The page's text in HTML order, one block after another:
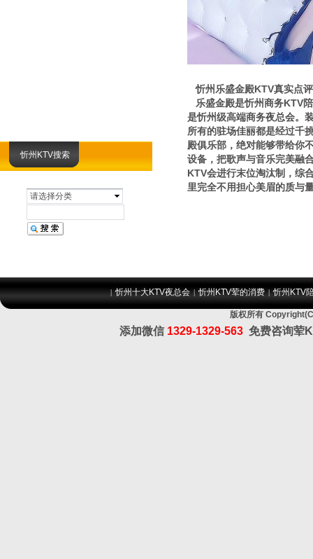
忻州KTV搜索
请选择分类
忻州乐盛金殿KTV真实点评
乐盛金殿是忻州商务KTV
是忻州级高端商务夜总会。
所有的驻场佳丽都是经过千
殿俱乐部，绝对能够带给你
设备，把歌声与音乐完美融
KTV会进行末位淘汰制，综
里完全不用担心美眉的质与
|忻州十大KTV夜总会 |忻州KTV荤的消费 |忻州KTV
版权所有
添加微信 1329-1329-563 免费咨询荤